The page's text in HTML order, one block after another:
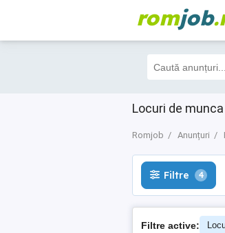
romjob
Locuri de
Romjob Anunțuri
Filtre 4
Filtre 4
Filtre active: